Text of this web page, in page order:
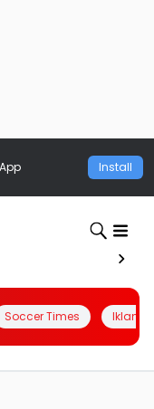
Install
Soccer Times Iklanin